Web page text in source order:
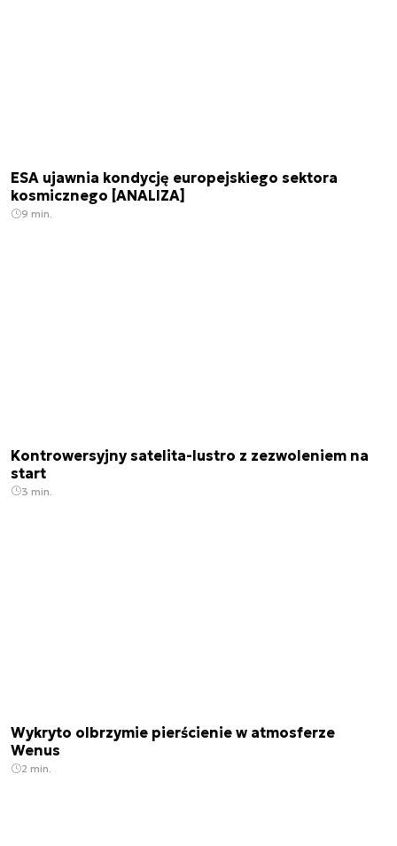
ESA ujawnia kondycję europejskiego sektora
kosmicznego [ANALIZA]
9 min.
Kontrowersyjny satelita-lustro z zezwoleniem na
start
3 min.
Wykryto olbrzymie pierścienie w atmosferze
Wenus
2 min.